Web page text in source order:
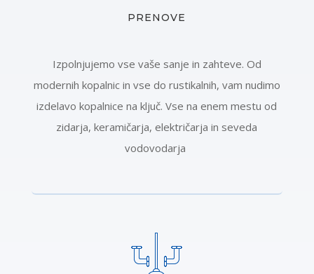
PRENOVE
Izpolnjujemo vse vaše sanje in zahteve. Od
modernih kopalnic in vse do rustikalnih, vam nudimo
izdelavo kopalnice na ključ. Vse na enem mestu od
zidarja, keramičarja, električarja in seveda
vodovodarja